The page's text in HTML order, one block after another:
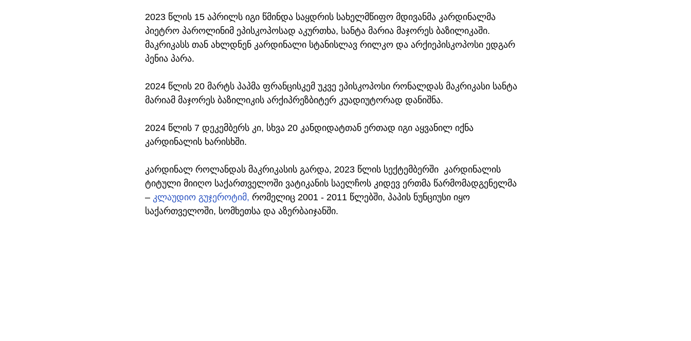
2023 წლის 15 აპრილს იგი წმინდა საყდრის სახელმწიფო მდივანმა კარდინალმა
პიეტრო პაროლინიმ ეპისკოპოსად აკურთხა, სანტა მარია მაჯორეს ბაზილიკაში.
მაკრიკასს თან ახლდნენ კარდინალი სტანისლავ რილკო და არქიეპისკოპოსი ედგარ
პენია პარა.
2024 წლის 20 მარტს პაპმა ფრანცისკემ უკვე ეპისკოპოსი რონალდას მაკრიკასი სანტა
მარიამ მაჯორეს ბაზილიკის არქიპრეზბიტერ კუადიუტორად დანიშნა.
2024 წლის 7 დეკემბერს კი, სხვა 20 კანდიდატთან ერთად იგი აყვანილ იქნა
კარდინალის ხარისხში.
კარდინალ როლანდას მაკრიკასის გარდა, 2023 წლის სექტემბერში  კარდინალის
ტიტული მიიღო საქართველოში ვატიკანის საელჩოს კიდევ ერთმა წარმომადგენელმა
– კლაუდიო გუჯეროტიმ, რომელიც 2001 - 2011 წლებში, პაპის ნუნციუსი იყო
საქართველოში, სომხეთსა და აზერბაიჯანში.